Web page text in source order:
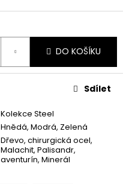
DO KOŠÍKU
Kolekce Steel
Hnědá, Modrá, Zelená
Dřevo, chirurgická ocel,
Malachit, Palisandr,
aventurín, Minerál
Sdílet